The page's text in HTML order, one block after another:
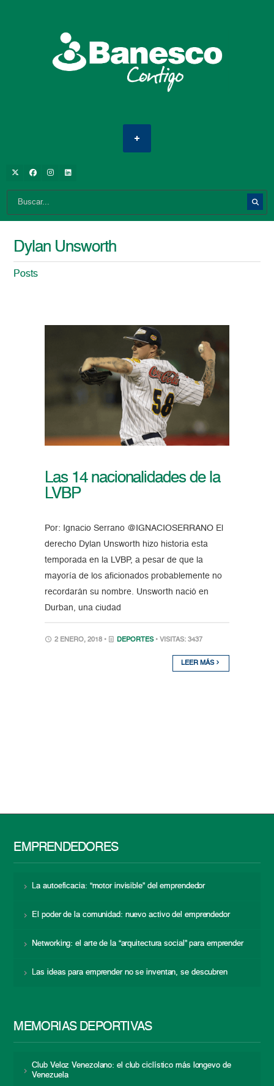
Dylan Unsworth
Posts
Las 14 nacionalidades de la
LVBP
Por: Ignacio Serrano @IGNACIOSERRANO El
derecho Dylan Unsworth hizo historia esta
temporada en la LVBP, a pesar de que la
mayoría de los aficionados probablemente no
recordarán su nombre. Unsworth nació en
Durban, una ciudad
2 ENERO, 2018 • DEPORTES • VISITAS: 3437
LEER MÁS
EMPRENDEDORES
La autoeficacia: “motor invisible” del emprendedor
El poder de la comunidad: nuevo activo del emprendedor
Networking: el arte de la “arquitectura social” para emprender
Las ideas para emprender no se inventan, se descubren
MEMORIAS DEPORTIVAS
Club Veloz Venezolano: el club ciclístico más longevo de
Venezuela